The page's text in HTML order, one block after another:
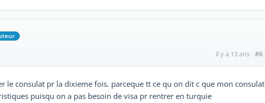
il y a 13 ans #6
le consulat pr la dixieme fois. parceque tt ce qu on dit c que mon consulat
puisqu on a pas besoin de visa pr rentrer en turquie